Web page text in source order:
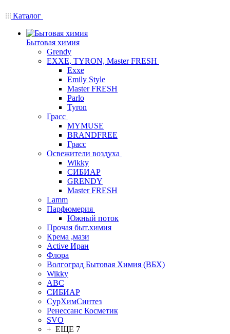
Каталог
Бытовая химия
Grendy
EXXE, TYRON, Master FRESH
Exxe
Emily Style
Master FRESH
Parlo
Tyron
Грасс
MYMUSE
BRANDFREE
Грасс
Освежители воздуха
Wikky
СИБИАР
GRENDY
Master FRESH
Lamm
Парфюмерия
Южный поток
Прочая быт.химия
Крема ,мази
Аctive Иран
Флора
Волгоград Бытовая Химия (ВБХ)
Wikky
АВС
СИБИАР
СурХимСинтез
Ренессанс Косметик
SVO
+ ЕЩЕ 7